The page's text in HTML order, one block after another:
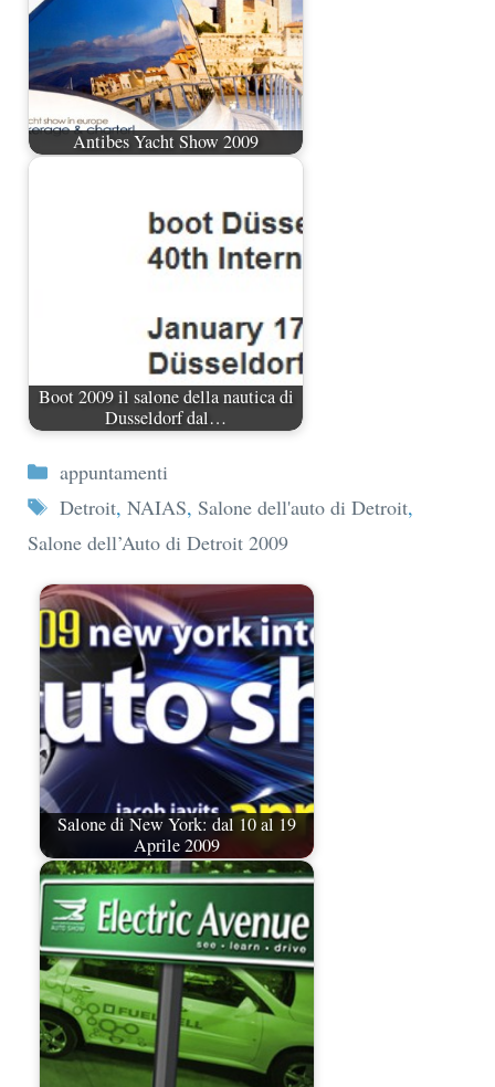
Antibes Yacht Show 2009
Boot 2009 il salone della nautica di
Dusseldorf dal…
Categorie
appuntamenti
Tag
Detroit, NAIAS, Salone dell'auto di Detroit,
Salone dell’Auto di Detroit 2009
Salone di New York: dal 10 al 19
Aprile 2009